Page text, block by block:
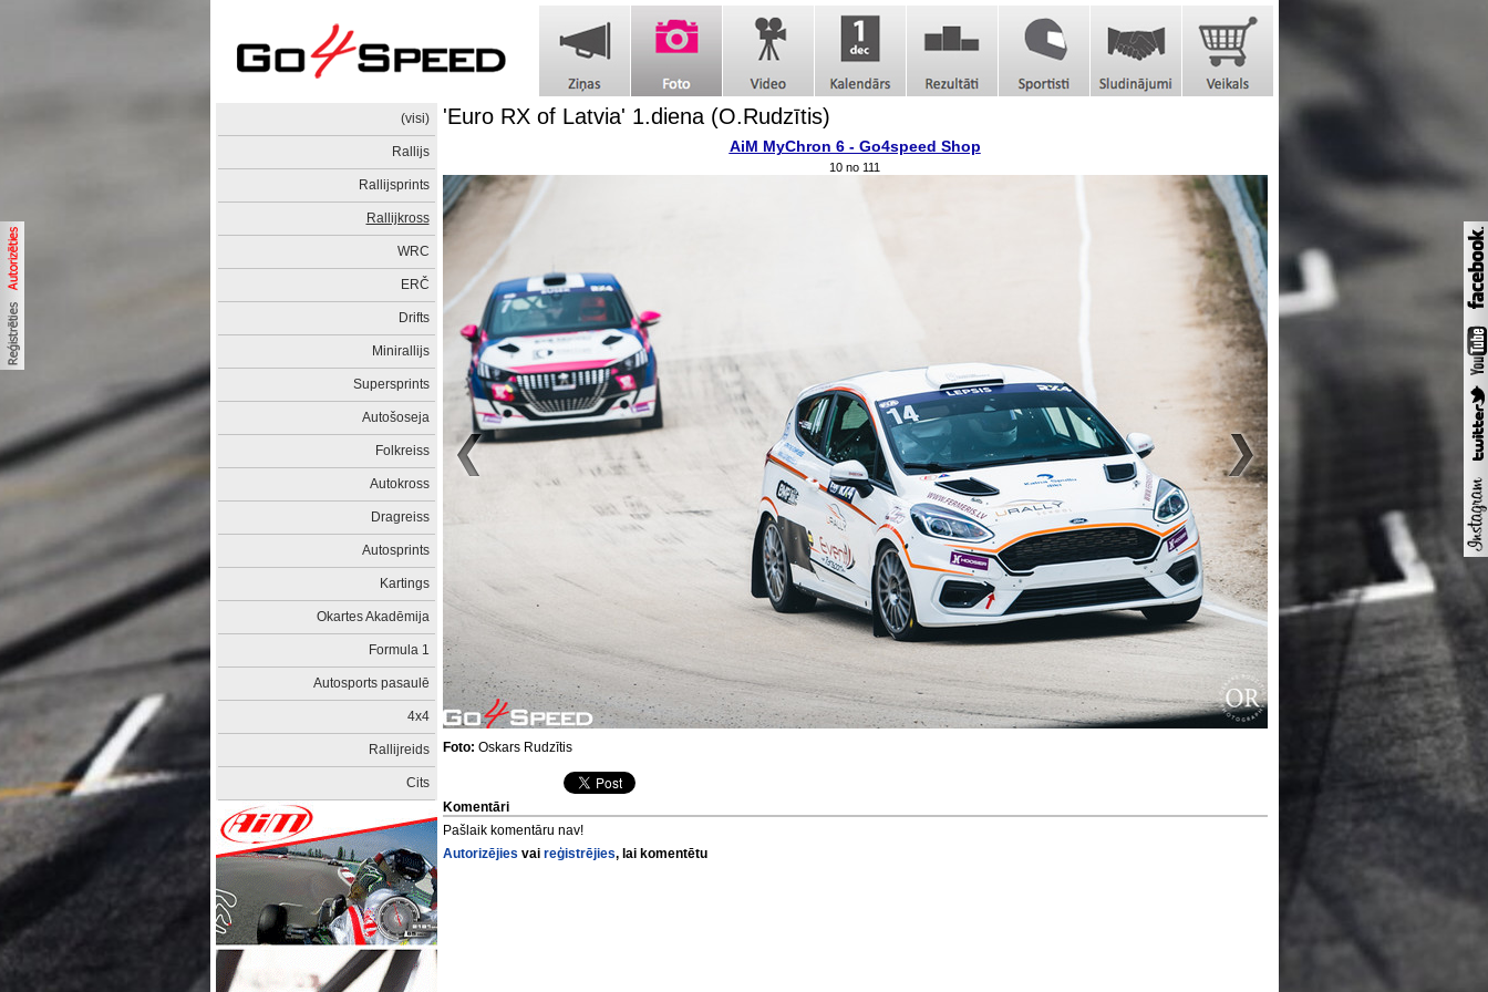
(visi)
Rallijs
Rallijsprints
Rallijkross
WRC
ERČ
Drifts
Minirallijs
Supersprints
Autošoseja
Folkreiss
Autokross
Dragreiss
Autosprints
Kartings
Okartes Akadēmija
Formula 1
Autosports pasaulē
4x4
Rallijreids
Cits
'Euro RX of Latvia' 1.diena (O.Rudzītis)
AiM MyChron 6 - Go4speed Shop
10 no 111
Foto: Oskars Rudzītis
Komentāri
Pašlaik komentāru nav!
Autorizējies vai reģistrējies, lai komentētu